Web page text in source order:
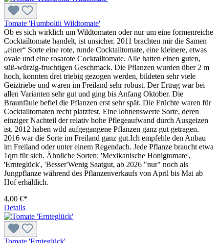
Tomate 'Humboltii Wildtomate'
Ob es sich wirklich um Wildtomaten oder nur um eine formenreiche
Cocktailtomate handelt, ist unsicher. 2011 brachten mir die Samen
„einer“ Sorte eine rote, runde Cocktailtomate, eine kleinere, etwas
ovale und eine rosarote Cocktailtomate. Alle hatten einen guten,
süß-würzig-fruchtigen Geschmack. Die Pflanzen wurden über 2 m
hoch, konnten drei triebig gezogen werden, bildeten sehr viele
Geiztriebe und waren im Freiland sehr robust. Der Ertrag war bei
allen Varianten sehr gut und ging bis Anfang Oktober. Die
Braunfäule befiel die Pflanzen erst sehr spät. Die Früchte waren für
Cocktailtomaten recht platzfest. Eine lohnenswerte Sorte, deren
einziger Nachteil der relativ hohe Pflegeaufwand durch Ausgeizen
ist. 2012 haben wild aufgegangene Pflanzen ganz gut getragen.
2016 war die Sorte im Freiland ganz gut.Ich empfehle den Anbau
im Freiland oder unter einem Regendach. Jede Pflanze braucht etwa
1qm für sich. Ähnliche Sorten: 'Mexikanische Honigtomate',
'Ernteglück', 'Besser'Wenig Saatgut, ab 2026 "nur" noch als
Jungpflanze während des Pflanzenverkaufs von April bis Mai ab
Hof erhältlich.
4,00 €*
Details
Tomate 'Ernteglück'